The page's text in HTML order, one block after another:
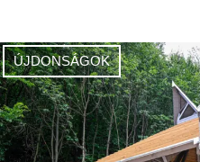
ÚJDONSÁGOK